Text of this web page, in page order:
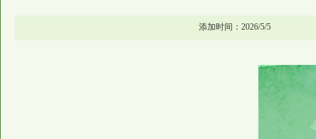
添加时间：2026/5/5